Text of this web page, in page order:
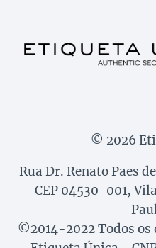
© 2026
Rua Dr. Renato Paes
CEP 04530-001,
©2014-2022 Todos os